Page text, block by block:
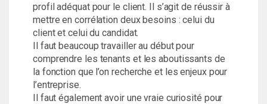
profil adéquat pour le client. Il s’agit de réussir à
mettre en corrélation deux besoins : celui du
client et celui du candidat.
Il faut beaucoup travailler au début pour
comprendre les tenants et les aboutissants de
la fonction que l’on recherche et les enjeux pour
l’entreprise.
Il faut également avoir une vraie curiosité pour